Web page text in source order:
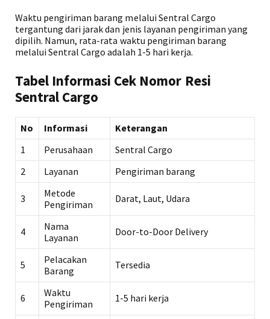
Waktu pengiriman barang melalui Sentral Cargo
tergantung dari jarak dan jenis layanan pengiriman yang
dipilih. Namun, rata-rata waktu pengiriman barang
melalui Sentral Cargo adalah 1-5 hari kerja.
Tabel Informasi Cek Nomor Resi
Sentral Cargo
No Informasi
Keterangan
1
Perusahaan
Sentral Cargo
2
Layanan Pengiriman barang
3
Metode
Pengiriman
Darat, Laut, Udara
4
Nama
Layanan
Door-to-Door Delivery
5
Pelacakan
Barang
Tersedia
6
Waktu
Pengiriman
1-5 hari kerja